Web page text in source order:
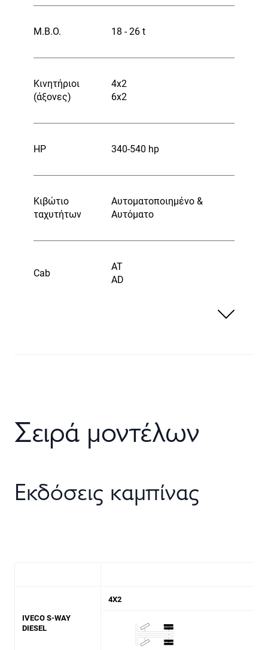
Μ.Β.Ο. 18 - 26 t
Κινητήριοι
(άξονες)
4x2
6x2
HP 340-540 hp
Κιβώτιο
ταχυτήτων
Αυτοματοποιημένο &
Αυτόματο
Cab
AT
AD
Σειρά μοντέλων
Εκδόσεις καμπίνας
IVECO S-WAY
DIESEL
4X2